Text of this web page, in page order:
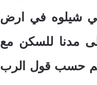
في شيلوه في ارض
مدنا للسكن مع
حسب قول الرب